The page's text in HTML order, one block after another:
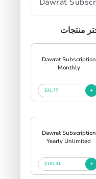
Dawrat Subscription
Monthly
$21.77
Dawrat Subscription
Yearly Unlimited
$152.31